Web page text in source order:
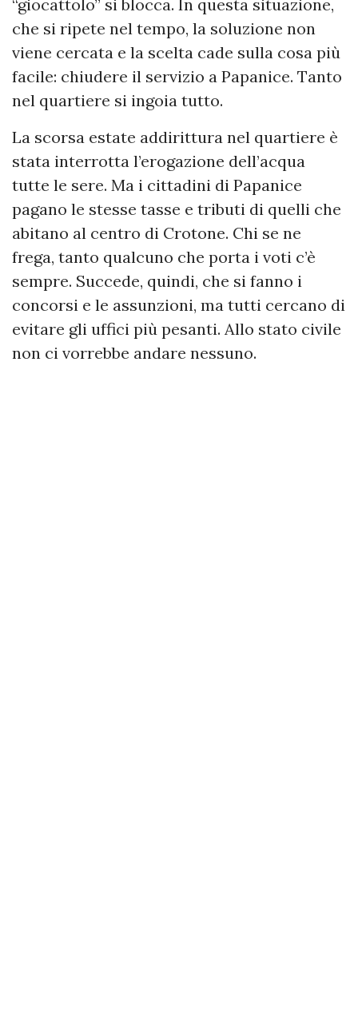
“giocattolo” si blocca. In questa situazione,
che si ripete nel tempo, la soluzione non
viene cercata e la scelta cade sulla cosa più
facile: chiudere il servizio a Papanice. Tanto
nel quartiere si ingoia tutto.
La scorsa estate addirittura nel quartiere è
stata interrotta l’erogazione dell’acqua
tutte le sere. Ma i cittadini di Papanice
pagano le stesse tasse e tributi di quelli che
abitano al centro di Crotone. Chi se ne
frega, tanto qualcuno che porta i voti c’è
sempre. Succede, quindi, che si fanno i
concorsi e le assunzioni, ma tutti cercano di
evitare gli uffici più pesanti. Allo stato civile
non ci vorrebbe andare nessuno.